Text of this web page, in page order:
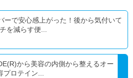
ーで安心感上がった！後から気付いて
を減らす便...
から美容の内側から整えるオー
プロテイン...